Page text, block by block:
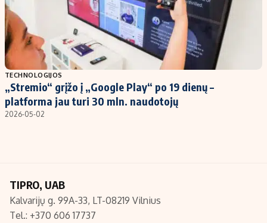
TECHNOLOGIJOS
„Stremio“ grįžo į „Google Play“ po 19 dienų –
platforma jau turi 30 mln. naudotojų
2026-05-02
TIPRO, UAB
Kalvarijų g. 99A-33, LT-08219 Vilnius
Tel.: +370 606 17737